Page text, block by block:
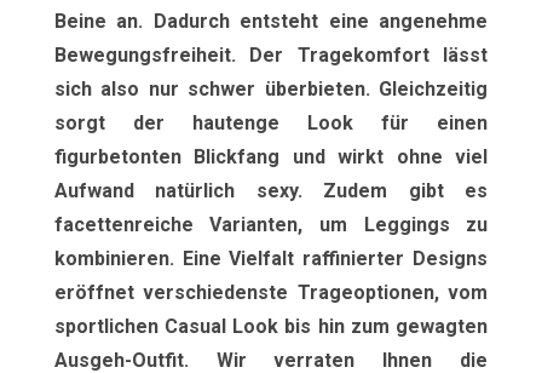
Beine an. Dadurch entsteht eine angenehme
Bewegungsfreiheit. Der Tragekomfort lässt
sich also nur schwer überbieten. Gleichzeitig
sorgt der hautenge Look für einen
figurbetonten Blickfang und wirkt ohne viel
Aufwand natürlich sexy. Zudem gibt es
facettenreiche Varianten, um Leggings zu
kombinieren. Eine Vielfalt raffinierter Designs
eröffnet verschiedenste Trageoptionen, vom
sportlichen Casual Look bis hin zum gewagten
Ausgeh-Outfit. Wir verraten Ihnen die